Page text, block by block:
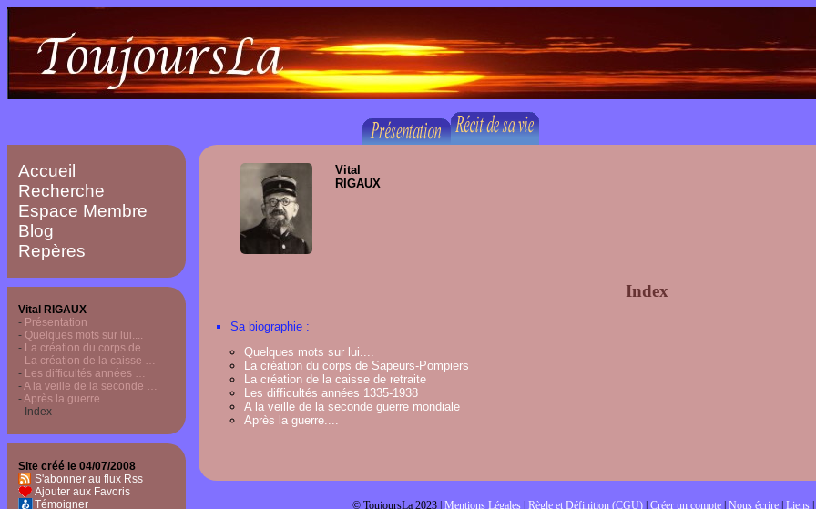
Accueil
Recherche
Espace Membre
Blog
Repères
Vital RIGAUX
- Présentation
- Quelques mots sur lui....
- La création du corps de …
- La création de la caisse …
- Les difficultés années …
-A la veille de la seconde …
-Après la guerre....
- Index
Site créé le 04/07/2008
S'abonner au flux Rss
Ajouter aux Favoris
Témoigner
Vital
RIGAUX
Index
Sa biographie :
Quelques mots sur lui....
La création du corps de Sapeurs-Pompiers
La création de la caisse de retraite
Les difficultés années 1335-1938
A la veille de la seconde guerre mondiale
Après la guerre....
© ToujoursLa 2023 | Mentions Légales| Règle et Définition (CGU)| Créer un compte| Nous écrire| Liens|